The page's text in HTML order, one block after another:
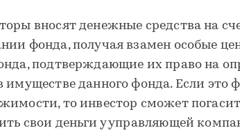
вносят денежные средства на
фонда, получая взамен особые
подтверждающие их право на
имуществе данного фонда. Если это
то инвестор сможет
свои деньги у управляющей